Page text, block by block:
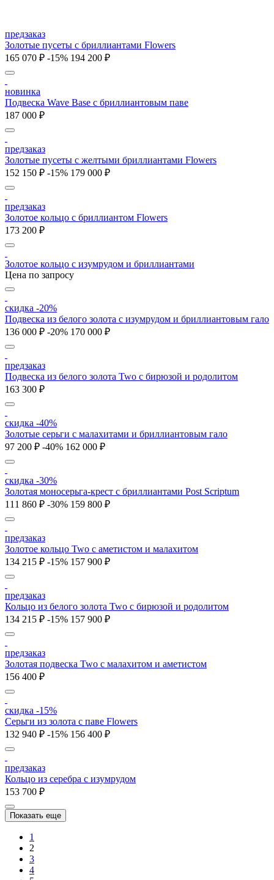
предзаказ
Золотые пусеты с бриллиантами Flowers
165 070 ₽ -15% 194 200 ₽
новинка
Подвеска Wave Base с бриллиантовым паве
187 000 ₽
предзаказ
Золотые пусеты с желтыми бриллиантами Flowers
152 150 ₽ -15% 179 000 ₽
предзаказ
Золотое кольцо с бриллиантом Flowers
173 200 ₽
Золотое кольцо с изумрудом и бриллиантами
Цена по запросу
скидка -20%
Подвеска из белого золота с изумрудом и бриллиантовым гало
136 000 ₽ -20% 170 000 ₽
предзаказ
Подвеска из белого золота Two с бирюзой и родолитом
163 300 ₽
скидка -40%
Золотые серьги с малахитами и бриллиантовым гало
97 200 ₽ -40% 162 000 ₽
скидка -30%
Золотая моносерьга-крест с бриллиантами Post Scriptum
111 860 ₽ -30% 159 800 ₽
предзаказ
Золотое кольцо Two с аметистом и малахитом
134 215 ₽ -15% 157 900 ₽
предзаказ
Кольцо из белого золота Two с бирюзой и родолитом
134 215 ₽ -15% 157 900 ₽
предзаказ
Золотая подвеска Two с малахитом и аметистом
156 400 ₽
скидка -15%
Серьги из золота с паве Flowers
132 940 ₽ -15% 156 400 ₽
предзаказ
Кольцо из серебра с изумрудом
153 700 ₽
Показать еще
1
2
3
4